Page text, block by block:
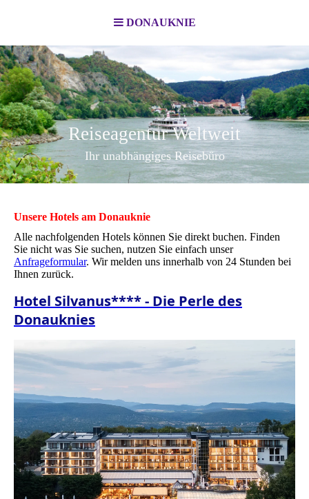
DONAUKNIE
Reiseagentur Weltweit
Ihr unabhängiges Reisebüro
Unsere Hotels am Donauknie
Alle nachfolgenden Hotels können Sie direkt buchen. Finden
Sie nicht was Sie suchen, nutzen Sie einfach unser
Anfrageformular. Wir melden uns innerhalb von 24 Stunden bei
Ihnen zurück.
Hotel Silvanus**** - Die Perle des
Donauknies